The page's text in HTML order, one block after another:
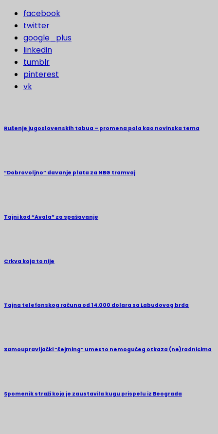
facebook
twitter
google_plus
linkedin
tumblr
pinterest
vk
Rušenje jugoslovenskih tabua – promena pola kao novinska tema
“Dobrovoljno” davanje plata za NBG tramvaj
Tajni kod “Avala” za spašavanje
Crkva koja to nije
Tajna telefonskog računa od 14.000 dolara sa Labudovog brda
Samoupravljački “šejming” umesto nemogućeg otkaza (ne)radnicima
Spomenik straži koja je zaustavila kugu prispelu iz Beograda